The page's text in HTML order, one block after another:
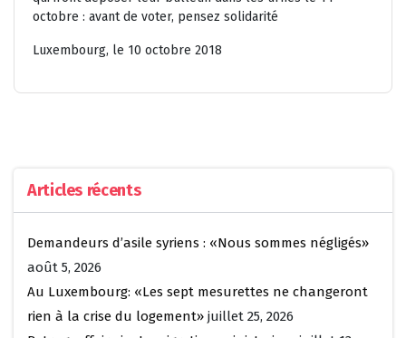
octobre : avant de voter, pensez solidarité
Luxembourg, le 10 octobre 2018
Articles récents
Demandeurs d’asile syriens : «Nous sommes négligés»
août 5, 2026
Au Luxembourg: «Les sept mesurettes ne changeront
rien à la crise du logement» juillet 25, 2026